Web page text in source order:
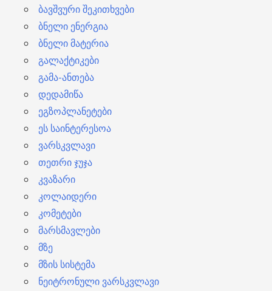
ბავშვური შეკითხვები
ბნელი ენერგია
ბნელი მატერია
გალაქტიკები
გამა-ანთება
დედამიწა
ეგზოპლანეტები
ეს საინტერესოა
ვარსკვლავი
თეთრი ჯუჯა
კვაზარი
კოლაიდერი
კომეტები
მარსმავლები
მზე
მზის სისტემა
ნეიტრონული ვარსკვლავი